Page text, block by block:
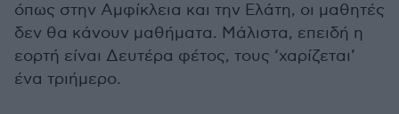
όπως στην Αμφίκλεια και την Ελάτη, οι μαθητές
δεν θα κάνουν μαθήματα. Μάλιστα, επειδή η
εορτή είναι Δευτέρα φέτος, τους ‘χαρίζεται’
ένα τριήμερο.